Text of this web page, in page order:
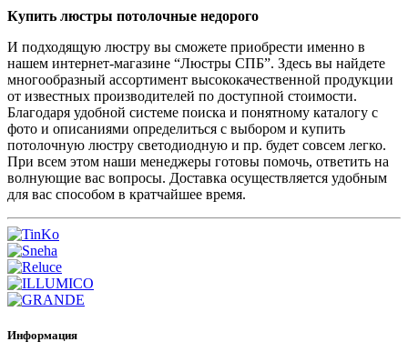
Купить люстры потолочные недорого
И подходящую люстру вы сможете приобрести именно в
нашем интернет-магазине “Люстры СПБ”. Здесь вы найдете
многообразный ассортимент высококачественной продукции
от известных производителей по доступной стоимости.
Благодаря удобной системе поиска и понятному каталогу с
фото и описаниями определиться с выбором и купить
потолочную люстру светодиодную и пр. будет совсем легко.
При всем этом наши менеджеры готовы помочь, ответить на
волнующие вас вопросы. Доставка осуществляется удобным
для вас способом в кратчайшее время.
Информация